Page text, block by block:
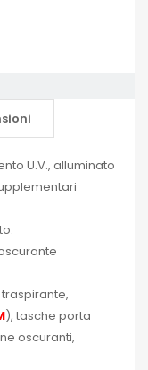
U.V., alluminato
), tasche porta
oscuranti,